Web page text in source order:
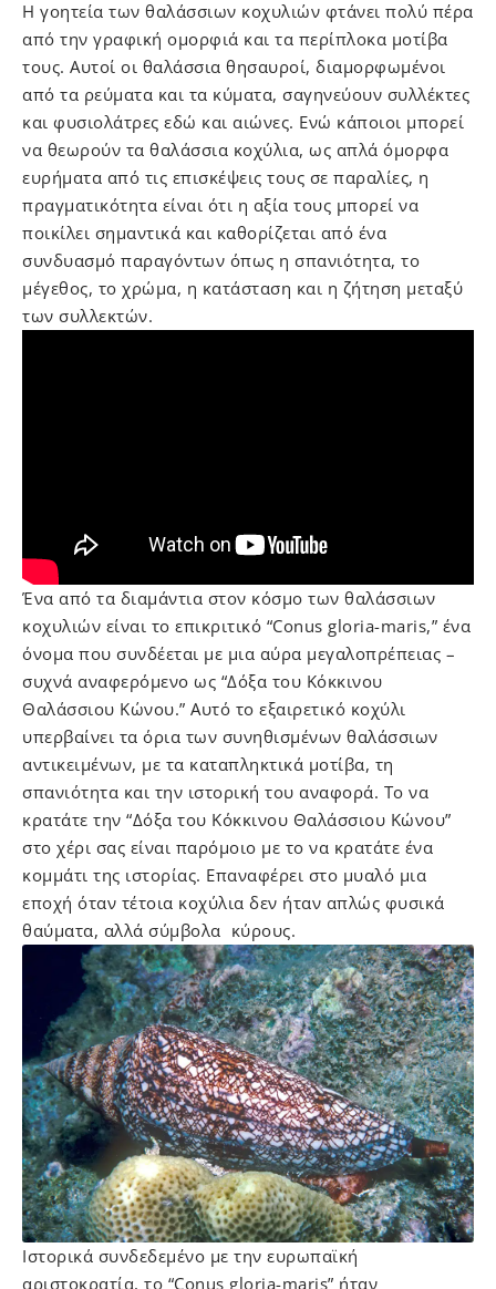
Η γοητεία των θαλάσσιων κοχυλιών φτάνει πολύ πέρα
από την γραφική ομορφιά και τα περίπλοκα μοτίβα
τους. Αυτοί οι θαλάσσια θησαυροί, διαμορφωμένοι
από τα ρεύματα και τα κύματα, σαγηνεύουν συλλέκτες
και φυσιολάτρες εδώ και αιώνες. Ενώ κάποιοι μπορεί
να θεωρούν τα θαλάσσια κοχύλια, ως απλά όμορφα
ευρήματα από τις επισκέψεις τους σε παραλίες, η
πραγματικότητα είναι ότι η αξία τους μπορεί να
ποικίλει σημαντικά και καθορίζεται από ένα
συνδυασμό παραγόντων όπως η σπανιότητα, το
μέγεθος, το χρώμα, η κατάσταση και η ζήτηση μεταξύ
των συλλεκτών.
Ένα από τα διαμάντια στον κόσμο των θαλάσσιων
κοχυλιών είναι το επικριτικό “Conus gloria-maris,” ένα
όνομα που συνδέεται με μια αύρα μεγαλοπρέπειας –
συχνά αναφερόμενο ως “Δόξα του Κόκκινου
Θαλάσσιου Κώνου.” Αυτό το εξαιρετικό κοχύλι
υπερβαίνει τα όρια των συνηθισμένων θαλάσσιων
αντικειμένων, με τα καταπληκτικά μοτίβα, τη
σπανιότητα και την ιστορική του αναφορά. Το να
κρατάτε την “Δόξα του Κόκκινου Θαλάσσιου Κώνου”
στο χέρι σας είναι παρόμοιο με το να κρατάτε ένα
κομμάτι της ιστορίας. Επαναφέρει στο μυαλό μια
εποχή όταν τέτοια κοχύλια δεν ήταν απλώς φυσικά
θαύματα, αλλά σύμβολα κύρους.
Ιστορικά συνδεδεμένο με την ευρωπαϊκή
αριστοκρατία, το “Conus gloria-maris” ήταν